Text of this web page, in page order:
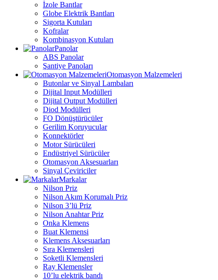
İzole Bantlar
Globe Elektrik Bantları
Sigorta Kutuları
Kofralar
Kombinasyon Kutuları
Panolar
ABS Panolar
Şantiye Panoları
Otomasyon Malzemeleri
Butonlar ve Sinyal Lambaları
Dijital Input Modülleri
Dijital Output Modülleri
Diod Modülleri
FO Dönüştürücüler
Gerilim Koruyucular
Konnektörler
Motor Sürücüleri
Endüstriyel Sürücüler
Otomasyon Aksesuarları
Sinyal Çeviriciler
Markalar
Nilson Priz
Nilson Akım Korumalı Priz
Nilson 3’lü Priz
Nilson Anahtar Priz
Onka Klemens
Buat Klemensi
Klemens Aksesuarları
Sıra Klemensleri
Soketli Klemensleri
Ray Klemensler
10’lu elektrik bandı